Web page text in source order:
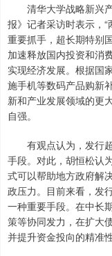
清华大学战略新兴产
报》记者采访时表示，“
重要抓手，超长期特别
加速释放国内投资和消
实现经济发展。根据国
施手机等数码产品购新
新和产业发展领域的更
自强。
有观点认为，发行超
手段。对此，胡恒松认
式可以帮助地方政府解
政压力。目前来看，发
一种重要手段。在中长
策等协同发力，在扩大
并提升资金投向的精准